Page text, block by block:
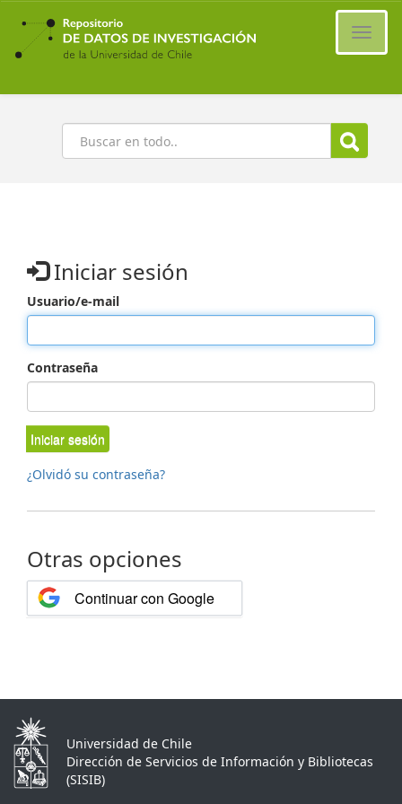
Ir
contenido
principal
Buscar
Iniciar sesión
Usuario/e-mail
Contraseña
Iniciar sesión
¿Olvidó su contraseña?
Otras opciones
Continuar con Google
Universidad de Chile
Dirección de Servicios de Información y Bibliotecas
(SISIB)